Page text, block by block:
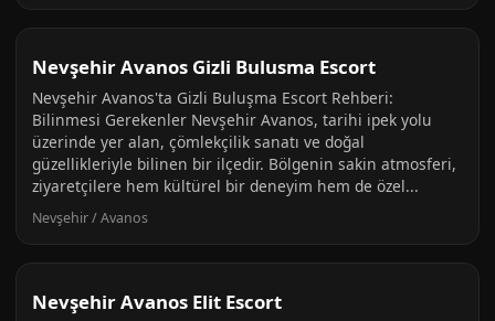
Nevşehir Avanos Gizli Bulusma Escort
Nevşehir Avanos'ta Gizli Buluşma Escort Rehberi:
Bilinmesi Gerekenler Nevşehir Avanos, tarihi ipek yolu
üzerinde yer alan, çömlekçilik sanatı ve doğal
güzellikleriyle bilinen bir ilçedir. Bölgenin sakin atmosferi,
ziyaretçilere hem kültürel bir deneyim hem de özel...
Nevşehir / Avanos
Nevşehir Avanos Elit Escort